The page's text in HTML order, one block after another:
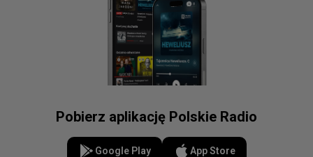
Pobierz aplikację Polskie Radio
Google Play App Store